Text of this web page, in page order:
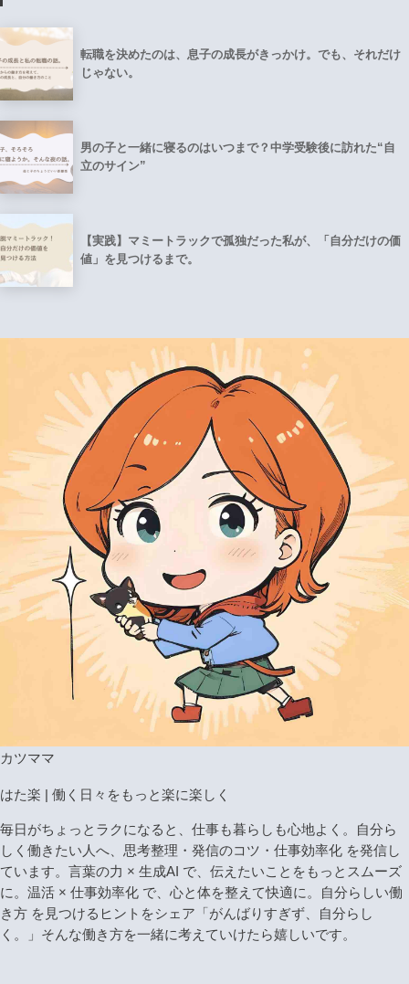
転職を決めたのは、息子の成長がきっかけ。でも、それだけ
じゃない。
男の子と一緒に寝るのはいつまで？中学受験後に訪れた“自
立のサイン”
【実践】マミートラックで孤独だった私が、「自分だけの価
値」を見つけるまで。
カツママ
はた楽 | 働く日々をもっと楽に楽しく
毎日がちょっとラクになると、仕事も暮らしも心地よく。自分ら
しく働きたい人へ、思考整理・発信のコツ・仕事効率化 を発信し
ています。言葉の力 × 生成AI で、伝えたいことをもっとスムーズ
に。温活 × 仕事効率化 で、心と体を整えて快適に。自分らしい働
き方 を見つけるヒントをシェア「がんばりすぎず、自分らし
く。」そんな働き方を一緒に考えていけたら嬉しいです。